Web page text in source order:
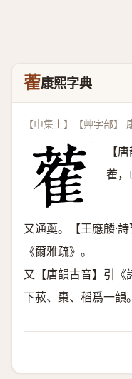
蒮康熙字典
【申集上】【艸字部】
【
蒮，
又通薁。【王應麟·
《爾雅疏》。
又【唐韻古音】引《
下菽、棗、稻爲一韻。